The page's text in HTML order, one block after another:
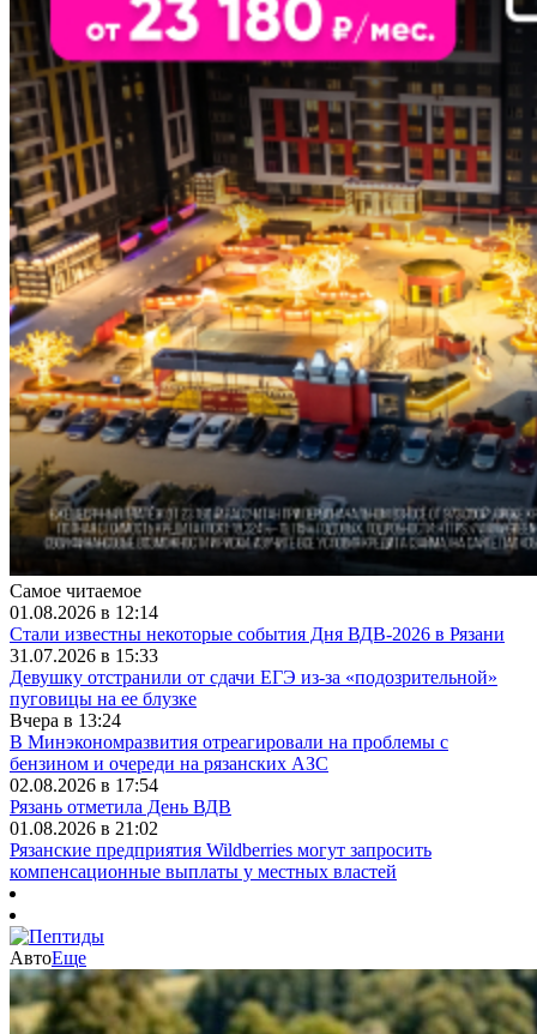
Самое читаемое
01.08.2026 в 12:14
Стали известны некоторые события Дня ВДВ-2026 в Рязани
31.07.2026 в 15:33
Девушку отстранили от сдачи ЕГЭ из-за «подозрительной»
пуговицы на ее блузке
Вчера в 13:24
В Минэкономразвития отреагировали на проблемы с
бензином и очереди на рязанских АЗС
02.08.2026 в 17:54
Рязань отметила День ВДВ
01.08.2026 в 21:02
Рязанские предприятия Wildberries могут запросить
компенсационные выплаты у местных властей
АвтоЕще